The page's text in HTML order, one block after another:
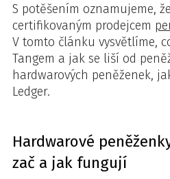
S potěšením oznamujeme,
certifikovaným prodejcem
V tomto článku vysvětlíme,
Tangem a jak se liší od
hardwarových peněženek,
Ledger.
Hardwarové
zač a jak fungují